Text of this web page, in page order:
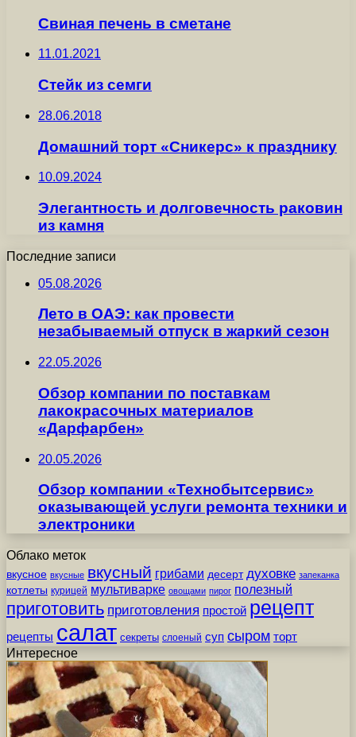
Свиная печень в сметане
11.01.2021
Стейк из семги
28.06.2018
Домашний торт «Сникерс» к празднику
10.09.2024
Элегантность и долговечность раковин
из камня
Последние записи
05.08.2026
Лето в ОАЭ: как провести
незабываемый отпуск в жаркий сезон
22.05.2026
Обзор компании по поставкам
лакокрасочных материалов
«Дарфарбен»
20.05.2026
Обзор компании «Технобытсервис»
оказывающей услуги ремонта техники и
электроники
Облако меток
вкусное вкусные вкусный грибами десерт духовке запеканка
котлеты курицей мультиварке овощами пирог полезный
приготовить приготовления простой рецепт
рецепты салат секреты слоеный суп сыром торт
Интересное